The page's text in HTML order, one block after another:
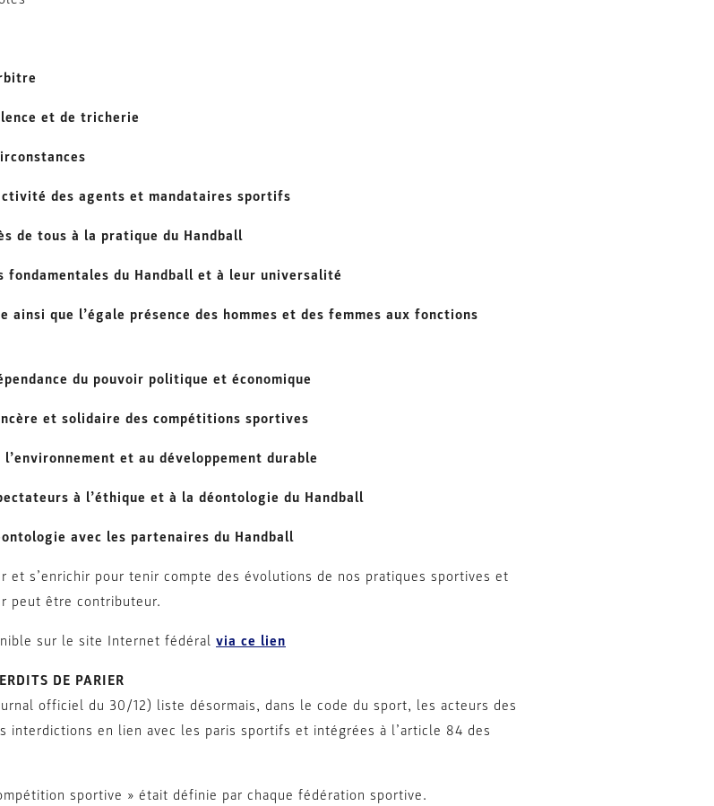
et de tricherie
des agents et mandataires sportifs
de tous à la pratique du Handball
fondamentales du Handball et à leur universalité
ainsi que l’égale présence des hommes et des femmes aux fonctions
du pouvoir politique et économique
et solidaire des compétitions sportives
et au développement durable
à l’éthique et à la déontologie du Handball
avec les partenaires du Handball
et s’enrichir pour tenir compte des évolutions de nos pratiques sportives et
peut être contributeur.
sur le site Internet fédéral via ce lien
DE PARIER
officiel du 30/12) liste désormais, dans le code du sport, les acteurs des
interdictions en lien avec les paris sportifs et intégrées à l’article 84 des
sportive » était définie par chaque fédération sportive.